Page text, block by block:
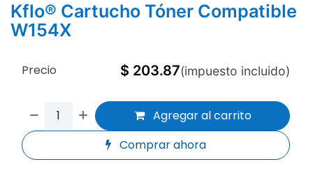
Kflo® Cartucho Tóner Compatible
W154X
Agregar al carrito
Comprar ahora
Precio $ 203.87(impuesto incluido)